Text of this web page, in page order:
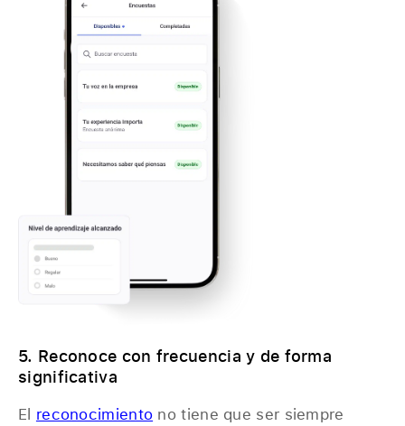
5. Reconoce con frecuencia y de forma
significativa
El reconocimiento no tiene que ser siempre